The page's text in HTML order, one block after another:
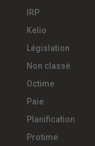
IRP
Kelio
Législation
Non classé
Octime
Paie
Planification
Protime